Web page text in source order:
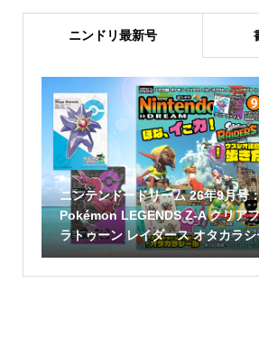
ニンドリ最新号
ニンテンドードリーム 26年9月号
Pokémon LEGENDS Z-A クリア
ラトゥーン レイダース オタカラシ